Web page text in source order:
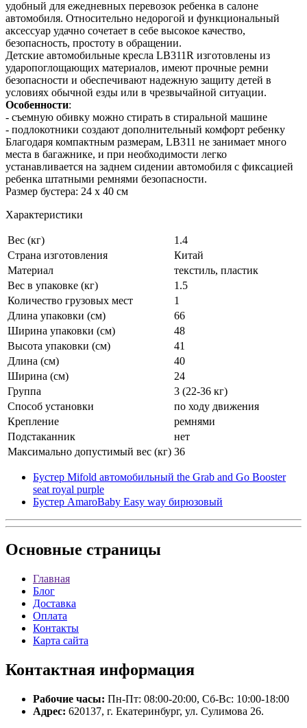
удобный для ежедневных перевозок ребенка в салоне
автомобиля. Относительно недорогой и функциональный
аксессуар удачно сочетает в себе высокое качество,
безопасность, простоту в обращении.
Детские автомобильные кресла LB311R изготовлены из
ударопоглощающих материалов, имеют прочные ремни
безопасности и обеспечивают надежную защиту детей в
условиях обычной езды или в чрезвычайной ситуации.
Особенности:
- съемную обивку можно стирать в стиральной машине
- подлокотники создают дополнительный комфорт ребенку
Благодаря компактным размерам, LB311 не занимает много
места в багажнике, и при необходимости легко
устанавливается на заднем сидении автомобиля с фиксацией
ребенка штатными ремнями безопасности.
Размер бустера: 24 х 40 см
Характеристики
Вес (кг)
1.4
Страна изготовления
Китай
Материал
текстиль, пластик
Вес в упаковке (кг)
1.5
Количество грузовых мест
1
Длина упаковки (см)
66
Ширина упаковки (см)
48
Высота упаковки (см)
41
Длина (см)
40
Ширина (см)
24
Группа
3 (22-36 кг)
Способ установки
по ходу движения
Крепление
ремнями
Подстаканник
нет
Максимально допустимый вес (кг) 36
Бустер Mifold автомобильный the Grab and Go Booster
seat royal purple
Бустер AmaroBaby Easy way бирюзовый
Основные страницы
Главная
Блог
Доставка
Оплата
Контакты
Карта сайта
Контактная информация
Рабочие часы: Пн-Пт: 08:00-20:00, Сб-Вс: 10:00-18:00
Адрес: 620137, г. Екатеринбург, ул. Сулимова 26.